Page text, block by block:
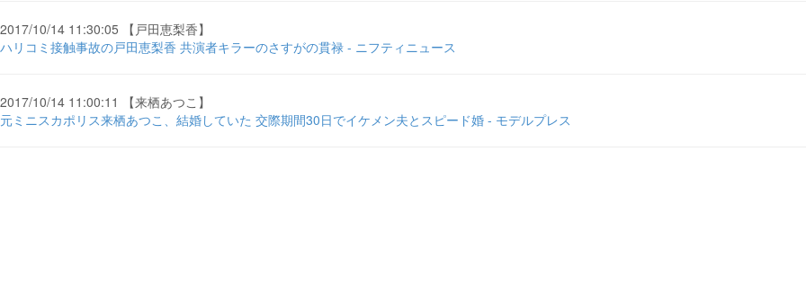
2017/10/14 11:30:05 【戸田恵梨香】
ハリコミ接触事故の戸田恵梨香 共演者キラーのさすがの貫禄 - ニフティニュース
2017/10/14 11:00:11 【来栖あつこ】
元ミニスカポリス来栖あつこ、結婚していた 交際期間30日でイケメン夫とスピード婚 - モデルプレス